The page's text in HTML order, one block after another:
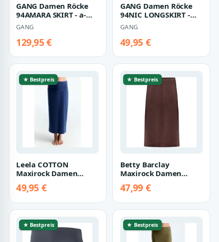
GANG Damen Röcke
94AMARA SKIRT - a-
line fit prewashed
GANG
129,95 €
GANG Damen Röcke
94NIC LONGSKIRT -
wide fit soft denim
vint
GANG
49,95 €
★ Bestpreis
Leela COTTON
Maxirock Damen
Maxirock
49,95 €
★ Bestpreis
Betty Barclay
Maxirock Damen
unifarben
47,99 €
★ Bestpreis ★ Bestpreis